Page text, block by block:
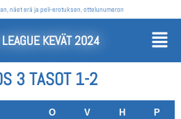
näet erä ja peli-erotuksen, ottelunumeron
KEVÄT 2024
3 TASOT 1-2
O V H
P